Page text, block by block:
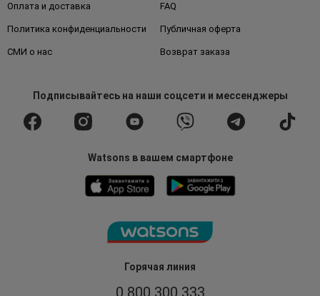
Горячая линия
Оплата и доставка FAQ
Политика конфиденциальности Публичная оферта
СМИ о нас Возврат заказа
Подписывайтесьна наши соцсети и мессенджеры
Watsons в вашем смартфоне